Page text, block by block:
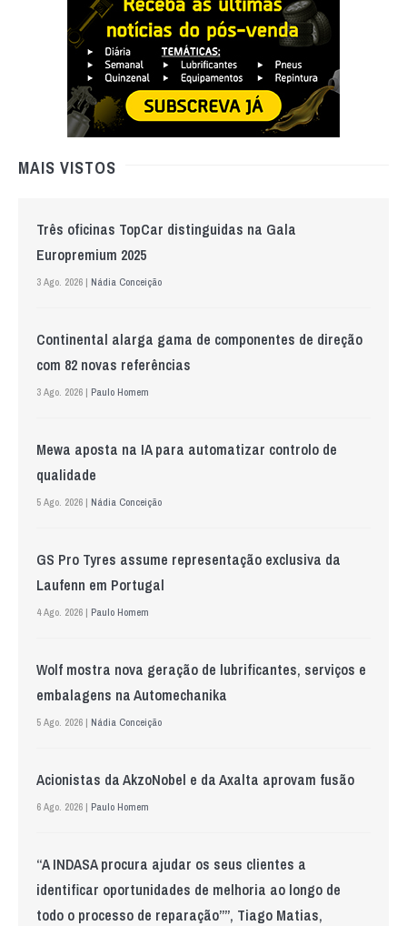
MAIS VISTOS
Três oficinas TopCar distinguidas na Gala
Europremium 2025
3 Ago. 2026 | Nádia Conceição
Continental alarga gama de componentes de direção
com 82 novas referências
3 Ago. 2026 | Paulo Homem
Mewa aposta na IA para automatizar controlo de
qualidade
5 Ago. 2026 | Nádia Conceição
GS Pro Tyres assume representação exclusiva da
Laufenn em Portugal
4 Ago. 2026 | Paulo Homem
Wolf mostra nova geração de lubrificantes, serviços e
embalagens na Automechanika
5 Ago. 2026 | Nádia Conceição
Acionistas da AkzoNobel e da Axalta aprovam fusão
6 Ago. 2026 | Paulo Homem
“A INDASA procura ajudar os seus clientes a
identificar oportunidades de melhoria ao longo de
todo o processo de reparação””, Tiago Matias,